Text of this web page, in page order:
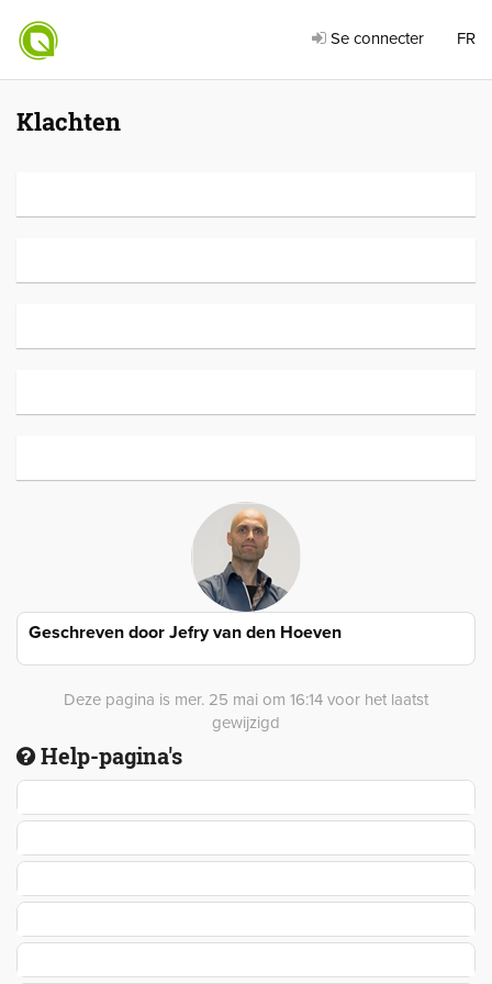
Se connecter FR
Klachten
Geschreven door Jefry van den Hoeven
Deze pagina is mer. 25 mai om 16:14 voor het laatst
gewijzigd
Help-pagina's